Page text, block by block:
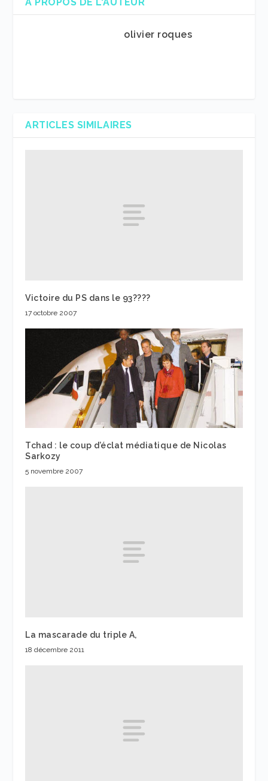
A PROPOS DE L'AUTEUR
olivier roques
ARTICLES SIMILAIRES
Victoire du PS dans le 93????
17 octobre 2007
Tchad : le coup d’éclat médiatique de Nicolas
Sarkozy
5 novembre 2007
La mascarade du triple A,
18 décembre 2011